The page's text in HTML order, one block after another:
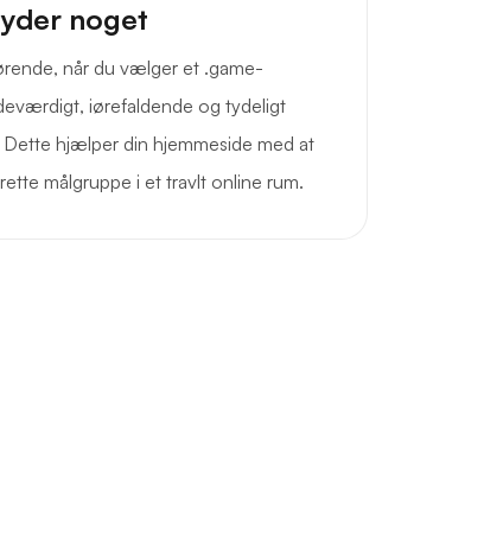
noget
når du vælger et .game-
iørefaldende og tydeligt
hjælper din hjemmeside med at
målgruppe i et travlt online rum.